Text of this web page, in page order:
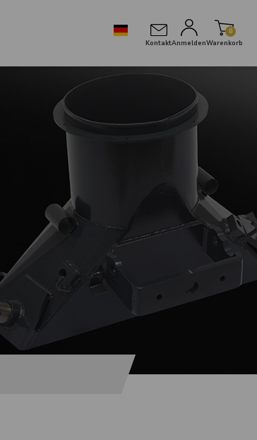
KontaktAnmelden
0
Warenkorb